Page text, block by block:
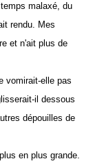
malaxé, du
rendu. Mes
et n'ait plus de
vomirait-elle pas
il dessous
dépouilles de
en plus grande.